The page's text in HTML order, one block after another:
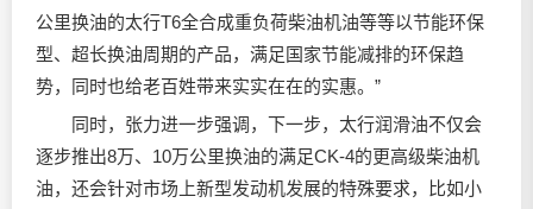
公里换油的太行T6全合成重负荷柴油机油等等以节能环保
型、超长换油周期的产品，满足国家节能减排的环保趋
势，同时也给老百姓带来实实在在的实惠。”
同时，张力进一步强调，下一步，太行润滑油不仅会
逐步推出8万、10万公里换油的满足CK-4的更高级柴油机
油，还会针对市场上新型发动机发展的特殊要求，比如小